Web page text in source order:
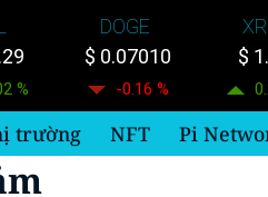
%
DOGE
$ 0.07010
-0.16 %
$
trường NFT Pi